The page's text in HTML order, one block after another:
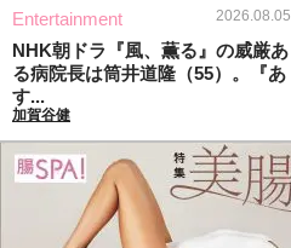
Entertainment 2026.08.05
NHK朝ドラ『風、薫る』の威厳あ
る病院長は筒井道隆（55）。『あ
す...
加賀谷健